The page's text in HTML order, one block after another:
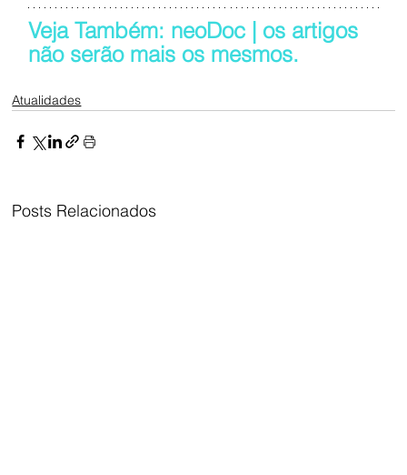
Veja Também: neoDoc | os artigos
não serão mais os mesmos.
Atualidades
Posts Relacionados